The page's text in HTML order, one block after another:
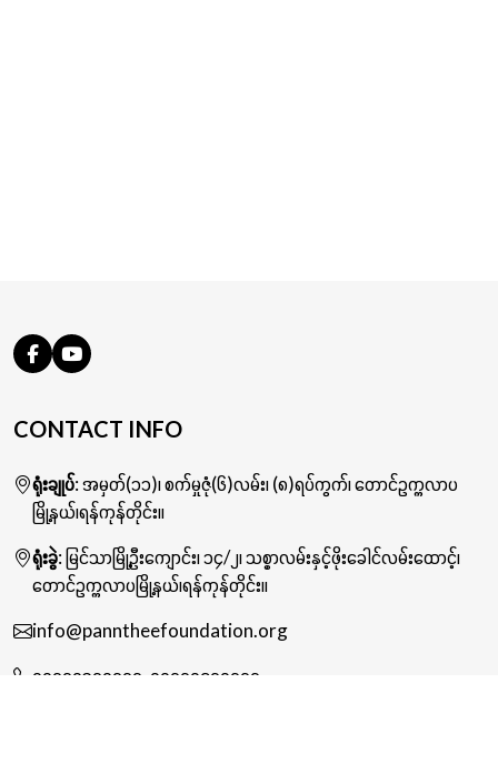
CONTACT INFO
ရုံးချုပ်: အမှတ်(၁၁)၊ စက်မှုဇုံ(၆)လမ်း၊ (၈)ရပ်ကွက်၊ တောင်ဥက္ကလာပ
မြို့နယ်၊ရန်ကုန်တိုင်း။
ရုံးခွဲ: မြင်သာမြို့ဦးကျောင်း၊ ၁၄/၂၊ သစ္စာလမ်းနှင့်ဖိုးခေါင်လမ်းထောင့်၊
တောင်ဥက္ကလာပမြို့နယ်၊ရန်ကုန်တိုင်း။
info@panntheefoundation.org
၀၉၇၇၀၃၇၀၇၇၇ ၀၉၇၇၀၄၇၀၇၇၇